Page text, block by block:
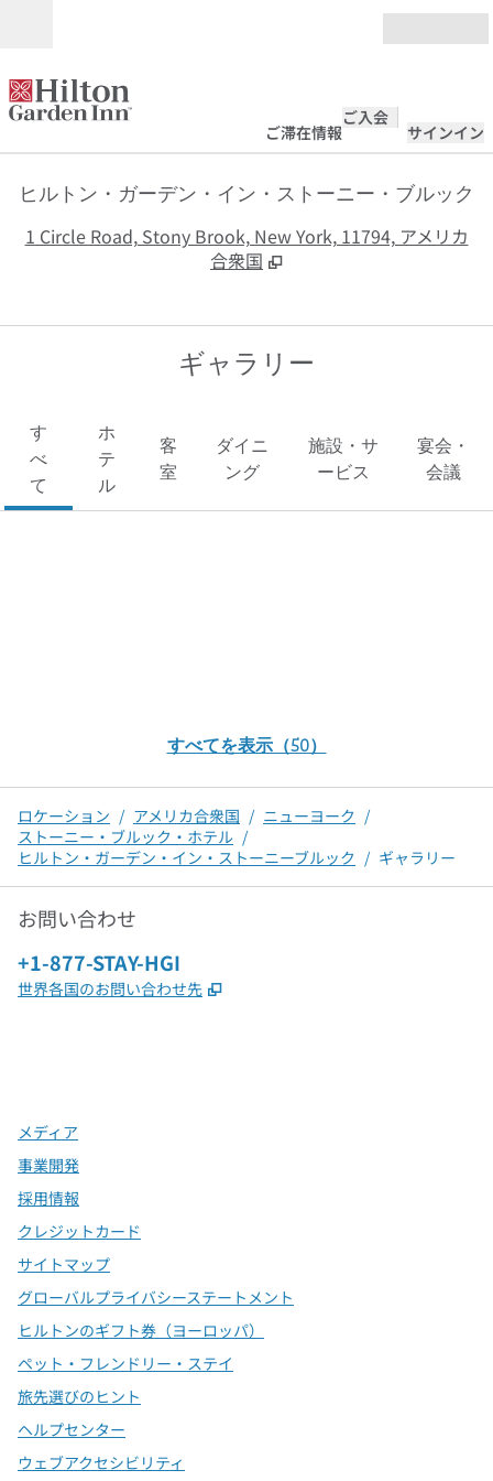
ご滞在情報
ご入会
サインイン
ヒルトン・ガーデン・イン・ストーニー・ブルック
1 Circle Road, Stony Brook, New York, 11794, アメリカ
合衆国
ギャラリー
す
べ
て
ホ
テ
ル
客
室
ダイニ
ング
施設・サ
ービス
宴会・
会議
すべてを表示（50）
ロケーション / アメリカ合衆国 / ニューヨーク /
ストーニー・ブルック・ホテル /
ヒルトン・ガーデン・イン・ストーニーブルック / ギャラリー
お問い合わせ
電話：
+1-877-STAY-HGI
世界各国のお問い合わせ先 ,
メディア
事業開発
採用情報
クレジットカード
サイトマップ
グローバルプライバシーステートメント
ヒルトンのギフト券（ヨーロッパ）
ペット・フレンドリー・ステイ
旅先選びのヒント
ヘルプセンター
ウェブアクセシビリティ